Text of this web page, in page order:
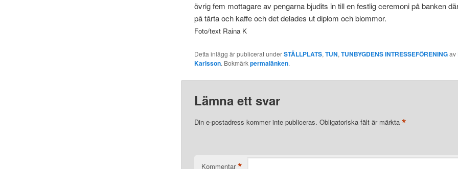
övrig fem mottagare av pengarna bjudits in till en festlig ceremoni på banken
på tårta och kaffe och det delades ut diplom och blommor.
Foto/text Raina K
Detta inlägg är publicerat underSTÄLLPLATS, TUN, TUNBYGDENS INTRESSEFÖRENINGav
Karlsson. Bokmärkpermalänken.
Lämna ett svar
Din e-postadress kommer inte publiceras. Obligatoriska fält är märkta *
Kommentar